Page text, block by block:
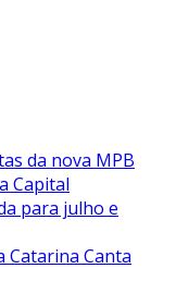
da nova MPB
Capital
para julho e
Catarina Canta